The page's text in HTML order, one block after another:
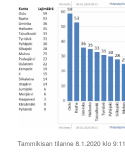
Tammikisan tilanne 8.1.2020 klo 9:11